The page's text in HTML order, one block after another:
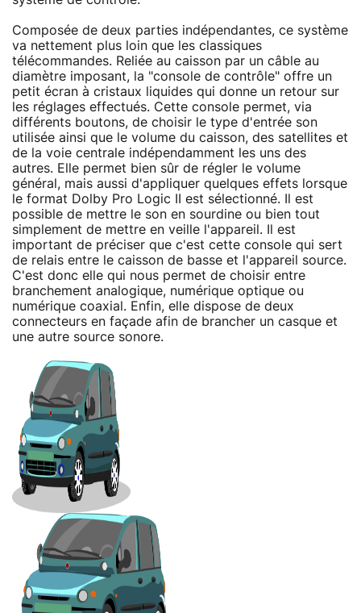
Composée de deux parties indépendantes, ce système
va nettement plus loin que les classiques
télécommandes. Reliée au caisson par un câble au
diamètre imposant, la "console de contrôle" offre un
petit écran à cristaux liquides qui donne un retour sur
les réglages effectués. Cette console permet, via
différents boutons, de choisir le type d'entrée son
utilisée ainsi que le volume du caisson, des satellites et
de la voie centrale indépendamment les uns des
autres. Elle permet bien sûr de régler le volume
général, mais aussi d'appliquer quelques effets lorsque
le format Dolby Pro Logic II est sélectionné. Il est
possible de mettre le son en sourdine ou bien tout
simplement de mettre en veille l'appareil. Il est
important de préciser que c'est cette console qui sert
de relais entre le caisson de basse et l'appareil source.
C'est donc elle qui nous permet de choisir entre
branchement analogique, numérique optique ou
numérique coaxial. Enfin, elle dispose de deux
connecteurs en façade afin de brancher un casque et
une autre source sonore.